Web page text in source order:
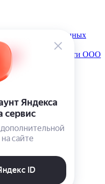
персональных данных
конфиденциальности ООО
}}
}}
}}